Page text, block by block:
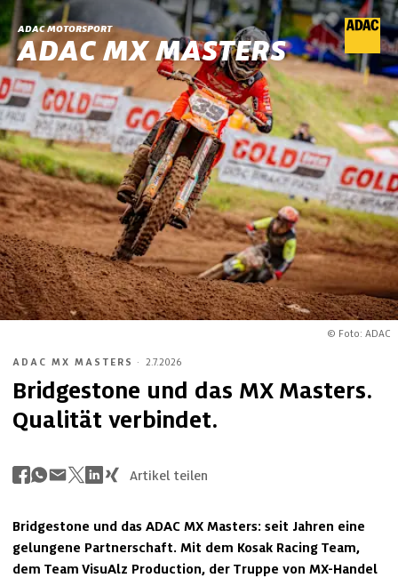
ADAC MOTORSPORT
ADAC MX MASTERS
© Foto: ADAC
ADAC MX MASTERS · 2.7.2026
Bridgestone und das MX Masters.
Qualität verbindet.
Artikel teilen
Bridgestone und das ADAC MX Masters: seit Jahren eine
gelungene Partnerschaft. Mit dem Kosak Racing Team,
dem Team VisuAlz Production, der Truppe von MX-Handel